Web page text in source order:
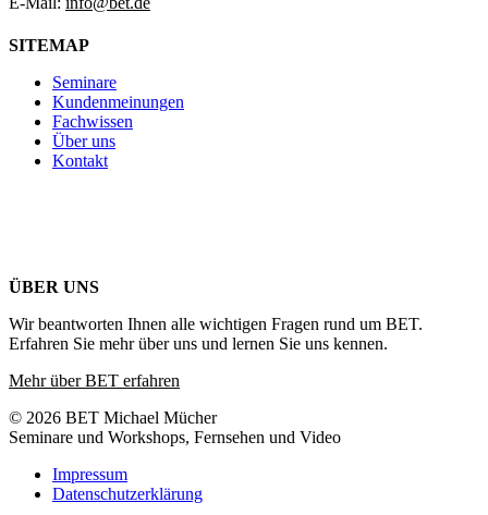
SITEMAP
Seminare
Kundenmeinungen
Fachwissen
Über uns
Kontakt
ÜBER UNS
Wir beantworten Ihnen alle wichtigen Fragen rund um BET.
Erfahren Sie mehr über uns und lernen Sie uns kennen.
Mehr über BET erfahren
© 2026 BET Michael Mücher
Seminare und Workshops, Fernsehen und Video
Impressum
Datenschutzerklärung